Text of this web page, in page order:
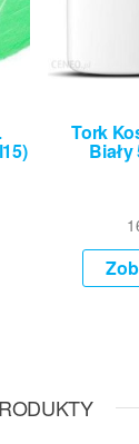
Tork
Biały